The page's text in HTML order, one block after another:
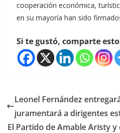
cooperación económica,
en su mayoría han sido
Si te gustó, comparte
Leonel Fernández
juramentará a dirigentes
El Partido de Amable Aristy